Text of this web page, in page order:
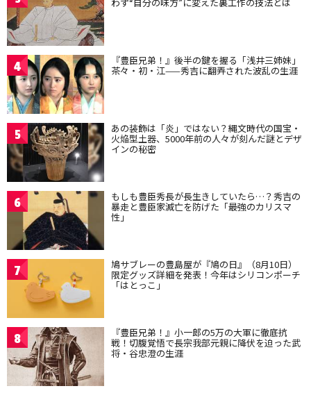
4 『豊臣兄弟！』後半の鍵を握る「浅井三姉妹」
茶々・初・江——秀吉に翻弄された波乱の生涯
5 あの装飾は「炎」ではない？縄文時代の国宝・
火焔型土器、5000年前の人々が刻んだ謎とデザ
インの秘密
6 もしも豊臣秀長が長生きしていたら…？秀吉の
暴走と豊臣家滅亡を防げた「最強のカリスマ
性」
7 鳩サブレーの豊島屋が『鳩の日』（8月10日）
限定グッズ詳細を発表！今年はシリコンポーチ
「はとっこ」
8 『豊臣兄弟！』小一郎の5万の大軍に徹底抗
戦！切腹覚悟で長宗我部元親に降伏を迫った武
将・谷忠澄の生涯